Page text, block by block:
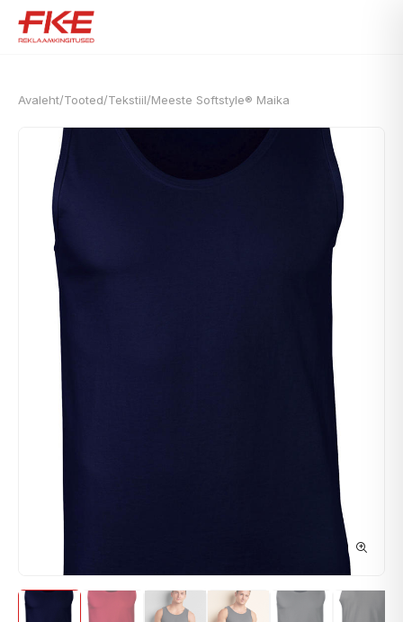
Avaleht/Tooted/Tekstiil/Meeste Softstyle® Maika